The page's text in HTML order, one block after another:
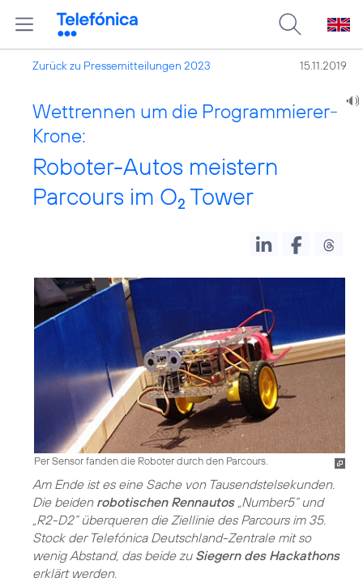
Zurück zu Pressemitteilungen 2023 15.11.2019
Wettrennen um die Programmierer-
Krone:
Roboter-Autos meistern
Parcours im O2 Tower
Per Sensor fanden die Roboter durch den Parcours.
Am Ende ist es eine Sache von Tausendstelsekunden.
Die beiden robotischen Rennautos„Number5“ und
„R2-D2“ überqueren die Ziellinie des Parcours im 35.
Stock der Telefónica Deutschland-Zentrale mit so
wenig Abstand, das beide zu Siegern des Hackathons
erklärt werden.